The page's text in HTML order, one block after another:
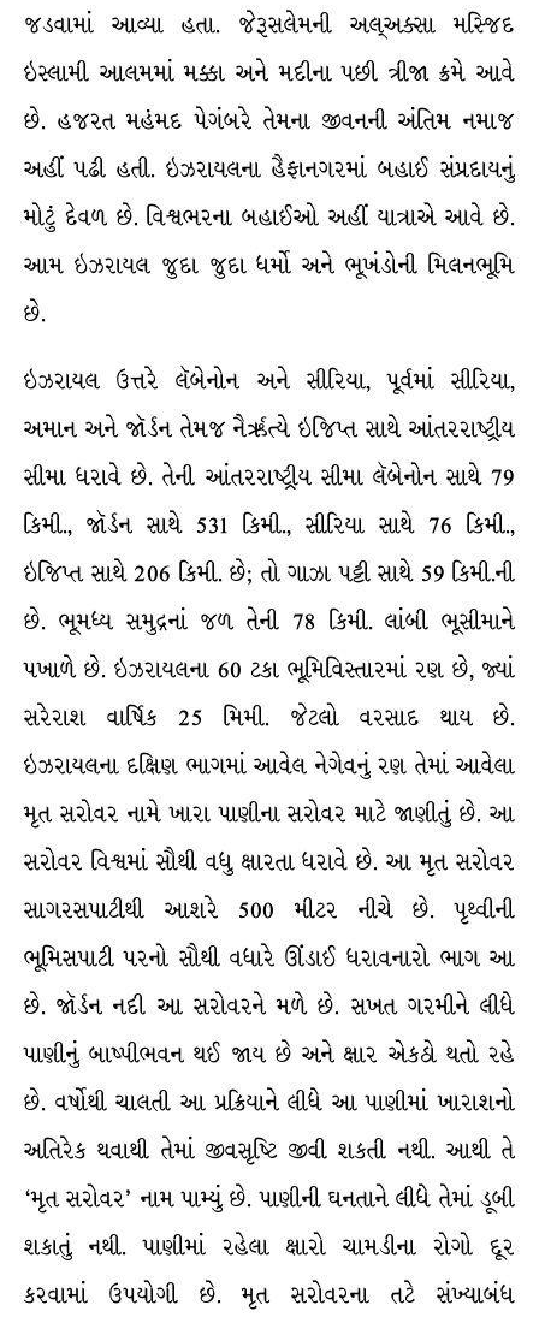
જડવામાં આવ્યા હતા. જેરૂસલેમની અલ્અક્સા મસ્જિદ
ઇસ્લામી આલમમાં મક્કા અને મદીના પછી ત્રીજા ક્રમે આવે
છે. હજરત મહંમદ પેગંબરે તેમના જીવનની અંતિમ નમાજ
અહીં પઢી હતી. ઇઝરાયલના હૈફાનગરમાં બહાઈ સંપ્રદાયનું
મોટું દેવળ છે. વિશ્વભરના બહાઈઓ અહીં યાત્રાએ આવે છે.
આમ ઇઝરાયલ જુદા જુદા ધર્મો અને ભૂખંડોની મિલનભૂમિ
છે.
ઇઝરાયલ ઉત્તરે લૅબેનોન અને સીરિયા, પૂર્વમાં સીરિયા,
અમાન અને જૉર્ડન તેમજ નૈર્ઋત્યે ઇજિપ્ત સાથે આંતરરાષ્ટ્રીય
સીમા ધરાવે છે. તેની આંતરરાષ્ટ્રીય સીમા લૅબેનોન સાથે 79
કિમી., જૉર્ડન સાથે 531 કિમી., સીરિયા સાથે 76 કિમી.,
ઇજિપ્ત સાથે 206 કિમી. છે; તો ગાઝા પટ્ટી સાથે 59 કિમી.ની
છે. ભૂમધ્ય સમુદ્રનાં જળ તેની 78 કિમી. લાંબી ભૂસીમાને
પખાળે છે. ઇઝરાયલના 60 ટકા ભૂમિવિસ્તારમાં રણ છે, જ્યાં
સરેરાશ વાર્ષિક 25 મિમી. જેટલો વરસાદ થાય છે.
ઇઝરાયલના દક્ષિણ ભાગમાં આવેલ નેગેવનું રણ તેમાં આવેલા
મૃત સરોવર નામે ખારા પાણીના સરોવર માટે જાણીતું છે. આ
સરોવર વિશ્વમાં સૌથી વધુ ક્ષારતા ધરાવે છે. આ મૃત સરોવર
સાગરસપાટીથી આશરે 500 મીટર નીચે છે. પૃથ્વીની
ભૂમિસપાટી પરનો સૌથી વધારે ઊંડાઈ ધરાવનારો ભાગ આ
છે. જૉર્ડન નદી આ સરોવરને મળે છે. સખત ગરમીને લીધે
પાણીનું બાષ્પીભવન થઈ જાય છે અને ક્ષાર એકઠો થતો રહે
છે. વર્ષોથી ચાલતી આ પ્રક્રિયાને લીધે આ પાણીમાં ખારાશનો
અતિરેક થવાથી તેમાં જીવસૃષ્ટિ જીવી શકતી નથી. આથી તે
‘મૃત સરોવર’ નામ પામ્યું છે. પાણીની ઘનતાને લીધે તેમાં ડૂબી
શકાતું નથી. પાણીમાં રહેલા ક્ષારો ચામડીના રોગો દૂર
કરવામાં ઉપયોગી છે. મૃત સરોવરના તટે સંખ્યાબંધ